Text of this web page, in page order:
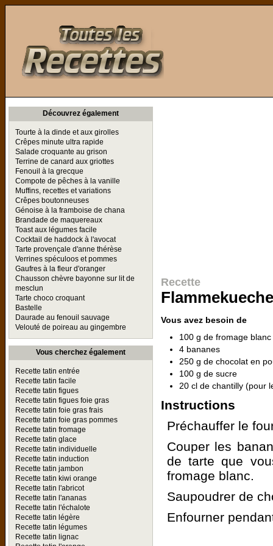
Découvrez également
Tourte à la dinde et aux girolles
Crêpes minute ultra rapide
Salade croquante au grison
Terrine de canard aux griottes
Fenouil à la grecque
Compote de pêches à la vanille
Muffins, recettes et variations
Crêpes boutonneuses
Génoise à la framboise de chana
Brandade de maquereaux
Toast aux légumes facile
Cocktail de haddock à l'avocat
Tarte provençale d'anne thérèse
Verrines spéculoos et pommes
Gaufres à la fleur d'oranger
Chausson chèvre bayonne sur lit de
mesclun
Tarte choco croquant
Bastelle
Daurade au fenouil sauvage
Velouté de poireau au gingembre
Vous cherchez également
Recette tatin entrée
Recette tatin facile
Recette tatin figues
Recette tatin figues foie gras
Recette tatin foie gras frais
Recette tatin foie gras pommes
Recette tatin fromage
Recette tatin glace
Recette tatin individuelle
Recette tatin induction
Recette tatin jambon
Recette tatin kiwi orange
Recette tatin l'abricot
Recette tatin l'ananas
Recette tatin l'échalote
Recette tatin légère
Recette tatin légumes
Recette tatin lignac
Recette
Vous avez besoin de
100 g de fromage blanc
4 bananes
250 g de chocolat en
100 g de sucre
20 cl de chantilly (pour
Instructions
Préchauffer le
Couper les
de tarte que
fromage blanc.
Saupoudrer de
Enfourner